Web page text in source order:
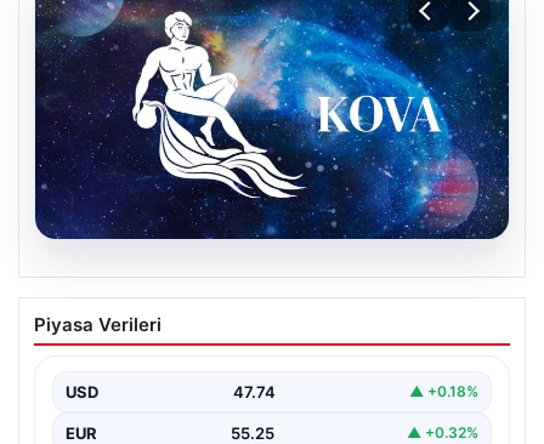
9 Ağustos Kova Burcu Günlük Yorumu
Kova burcu için bugün hareketli ve sürprizlere açık bir
Piyasa Verileri
USD 47.74 ▲ +0.18%
EUR 55.25 ▲ +0.32%